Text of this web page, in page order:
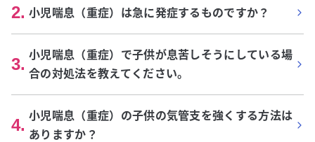
2. 小児喘息（重症）は急に発症するものですか？
3. 小児喘息（重症）で子供が息苦しそうにしている場
合の対処法を教えてください。
4. 小児喘息（重症）の子供の気管支を強くする方法は
ありますか？